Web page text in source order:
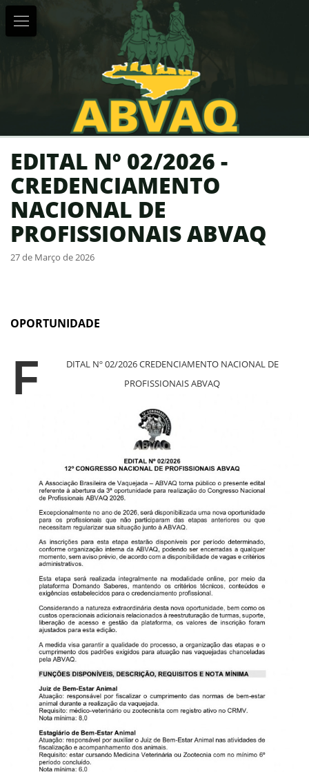
EDITAL Nº 02/2026 -
CREDENCIAMENTO
NACIONAL DE
PROFISSIONAIS ABVAQ
27 de Março de 2026
OPORTUNIDADE
E
DITAL Nº 02/2026 CREDENCIAMENTO NACIONAL DE
PROFISSIONAIS ABVAQ